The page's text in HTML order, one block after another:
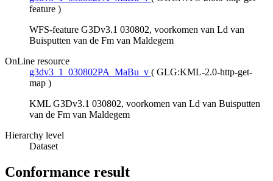
feature )
WFS-feature G3Dv3.1 030802, voorkomen van Ld van
Buisputten van de Fm van Maldegem
OnLine resource
g3dv3_1_030802PA_MaBu_v ( GLG:KML-2.0-http-get-
map )
KML G3Dv3.1 030802, voorkomen van Ld van Buisputten
van de Fm van Maldegem
Hierarchy level
Dataset
Conformance result